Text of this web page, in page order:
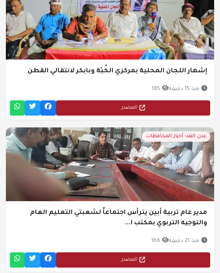
إشهار اللجان المحلية بمركزي الخُبّة وبابكر لانتقالي القطن
منذ 15 دقيقة 185
المصدر
عدن الغد- أخبار المحافظات
مدير عام تربية أبين يترأس اجتماعاً لشعبتي التعليم العام
والتوجيه التربوي بمكتب ا...
منذ 21 دقيقة 166
المصدر